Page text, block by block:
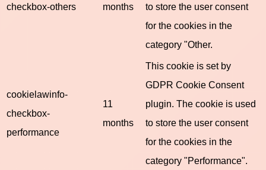
checkbox-others
months
to store the user consent
for the cookies in the
category "Other.
cookielawinfo-
checkbox-
performance
11
months
This cookie is set by
GDPR Cookie Consent
plugin. The cookie is used
to store the user consent
for the cookies in the
category "Performance".